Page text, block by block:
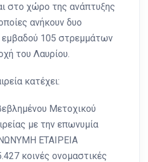
στο χώρο της ανάπτυξης
ανήκουν δυο
εμβαδού 105 στρεμμάτων
του Λαυρίου.
κατέχει:
Μετοχικού
με την επωνυμία
ΕΤΑΙΡΕΙΑ
κοινές ονομαστικές